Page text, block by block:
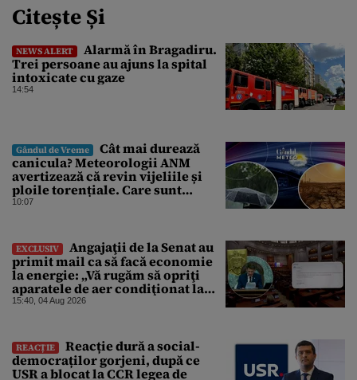
Citește Și
NEWS ALERT
Alarmă în Bragadiru.
Trei persoane au ajuns la spital
intoxicate cu gaze
14:54
Gândul de Vreme
Cât mai durează
canicula? Meteorologii ANM
avertizează că revin vijeliile și
ploile torențiale. Care sunt
zonele vizate, începând chiar de
10:07
EXCLUSIV
Angajaţii de la Senat au
primit mail ca să facă economie
la energie: „Vă rugăm să opriţi
aparatele de aer condiţionat la
sfârşitul programului”
15:40, 04 Aug 2026
REACȚIE
Reacție dură a social-
democraților gorjeni, după ce
USR a blocat la CCR legea de